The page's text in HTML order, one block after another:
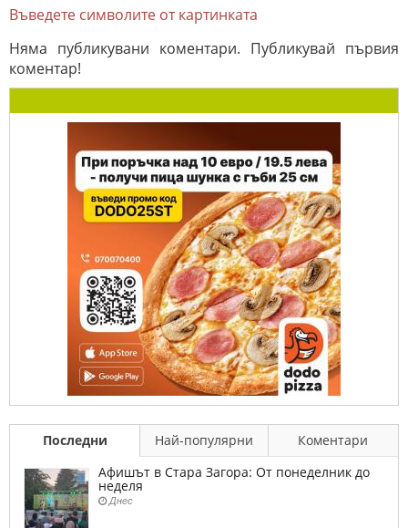
Въведете символите от картинката
Няма публикувани коментари. Публикувай първия
коментар!
Последни Най-популярни
Коментари
Афишът в Стара Загора: От понеделник до
неделя
Днес